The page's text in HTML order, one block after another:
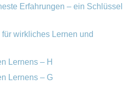
Erfahrungen – ein Schlüssel
wirkliches Lernen und
Lernens – H
Lernens – G